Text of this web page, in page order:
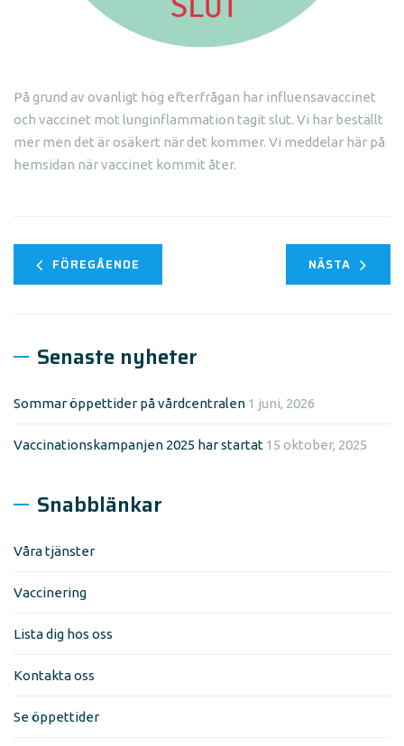
På grund av ovanligt hög efterfrågan har influensavaccinet
och vaccinet mot lunginflammation tagit slut. Vi har beställt
mer men det är osäkert när det kommer. Vi meddelar här på
hemsidan när vaccinet kommit åter.
FÖREGÅENDE NÄSTA
Senaste nyheter
Sommar öppettider på vårdcentralen 1 juni, 2026
Vaccinationskampanjen 2025 har startat 15 oktober, 2025
Snabblänkar
Våra tjänster
Vaccinering
Lista dig hos oss
Kontakta oss
Se öppettider